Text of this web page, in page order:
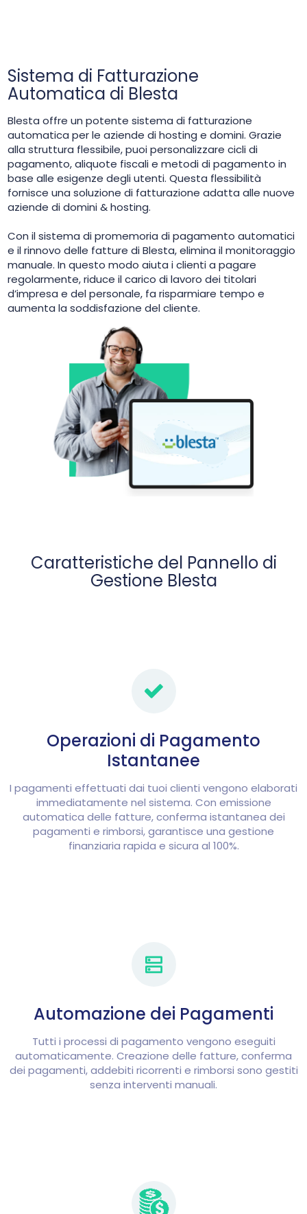
Sistema di Fatturazione
Automatica di Blesta
Blesta offre un potente sistema di fatturazione
automatica per le aziende di hosting e domini. Grazie
alla struttura flessibile, puoi personalizzare cicli di
pagamento, aliquote fiscali e metodi di pagamento in
base alle esigenze degli utenti. Questa flessibilità
fornisce una soluzione di fatturazione adatta alle nuove
aziende di domini & hosting.
Con il sistema di promemoria di pagamento automatici
e il rinnovo delle fatture di Blesta, elimina il monitoraggio
manuale. In questo modo aiuta i clienti a pagare
regolarmente, riduce il carico di lavoro dei titolari
d’impresa e del personale, fa risparmiare tempo e
aumenta la soddisfazione del cliente.
Caratteristiche del Pannello di
Gestione Blesta
Operazioni di Pagamento
Istantanee
I pagamenti effettuati dai tuoi clienti vengono elaborati
immediatamente nel sistema. Con emissione
automatica delle fatture, conferma istantanea dei
pagamenti e rimborsi, garantisce una gestione
finanziaria rapida e sicura al 100%.
Automazione dei Pagamenti
Tutti i processi di pagamento vengono eseguiti
automaticamente. Creazione delle fatture, conferma
dei pagamenti, addebiti ricorrenti e rimborsi sono gestiti
senza interventi manuali.